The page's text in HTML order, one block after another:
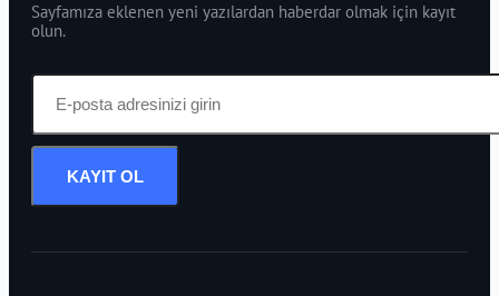
Sayfamıza eklenen yeni yazılardan haberdar olmak için kayıt
olun.
KAYIT OL